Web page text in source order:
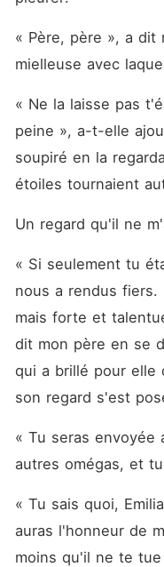
« Père, père », a
« Ne la laisse pas
peine », a-t-elle
soupiré en la
étoiles tournaient
Un regard qu'il ne
« Si seulement tu
nous a rendus
mais forte et
dit mon père en se
qui a brillé pour elle
son regard s'est
« Tu seras envoyée
autres omégas, et
« Tu sais quoi,
auras l'honneur de
moins qu'il ne te